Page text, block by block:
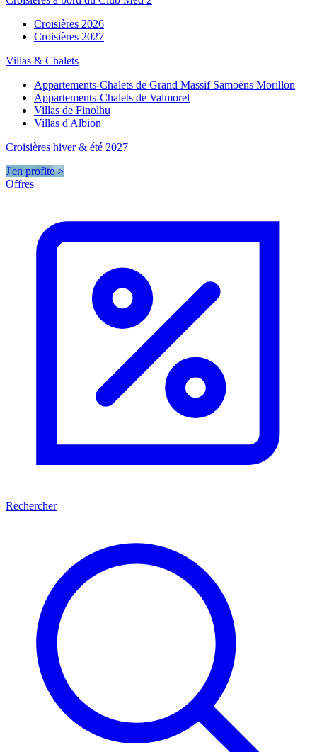
Croisières 2026
Croisières 2027
Villas & Chalets
Appartements-Chalets de Grand Massif Samoëns Morillon
Appartements-Chalets de Valmorel
Villas de Finolhu
Villas d'Albion
Croisières hiver & été 2027
J'en profite >
Offres
Rechercher